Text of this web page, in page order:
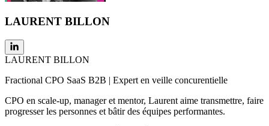
LAURENT BILLON
LAURENT BILLON
Fractional CPO SaaS B2B | Expert en veille concurentielle
CPO en scale-up, manager et mentor, Laurent aime transmettre, faire
progresser les personnes et bâtir des équipes performantes.